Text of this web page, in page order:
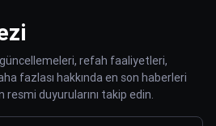
refah faaliyetleri,
fazlası hakkında en son haberleri
duyurularını takip edin.